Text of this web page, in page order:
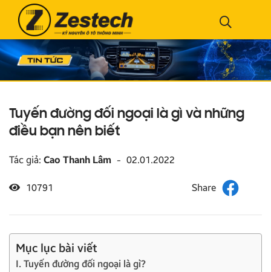
Tuyến đường đối ngoại là gì và những
điều bạn nên biết
Tác giả: Cao Thanh Lâm - 02.01.2022
10791
Mục lục bài viết
I. Tuyến đường đối ngoại là gì?